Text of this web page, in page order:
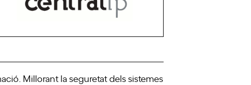
Millorant la seguretat dels sistemes